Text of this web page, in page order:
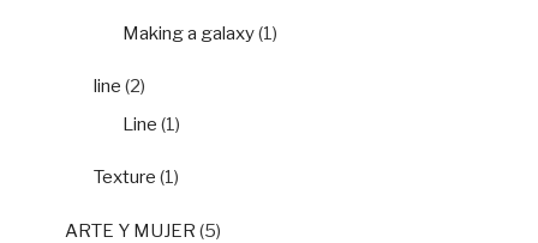
Making a galaxy(1)
line (2)
Line (1)
Texture (1)
ARTE Y MUJER (5)